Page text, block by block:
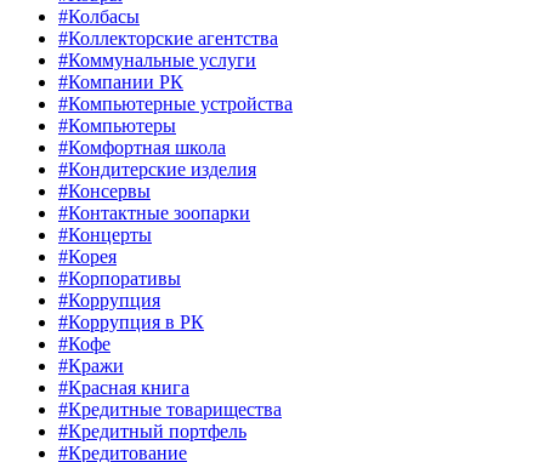
#Колбасы
#Коллекторские агентства
#Коммунальные услуги
#Компании РК
#Компьютерные устройства
#Компьютеры
#Комфортная школа
#Кондитерские изделия
#Консервы
#Контактные зоопарки
#Концерты
#Корея
#Корпоративы
#Коррупция
#Коррупция в РК
#Кофе
#Кражи
#Красная книга
#Кредитные товарищества
#Кредитный портфель
#Кредитование